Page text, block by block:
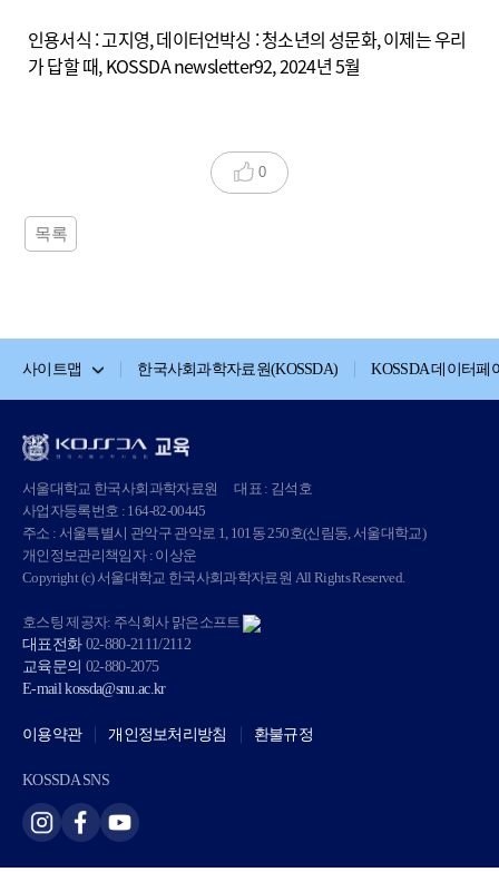
인용서식 : 고지영, 데이터언박싱 : 청소년의 성문화, 이제는 우리
가 답할 때, KOSSDA newsletter92, 2024년 5월
0
목록
사이트맵 한국사회과학자료원(KOSSDA) KOSSDA 데이터페
서울대학교 한국사회과학자료원
대표 : 김석호
사업자등록번호 : 164-82-00445
주소 : 서울특별시 관악구 관악로 1, 101동 250호(신림동, 서울대학교)
개인정보관리책임자 : 이상운
Copyright (c) 서울대학교 한국사회과학자료원 All Rights Reserved.
호스팅 제공자: 주식회사 맑은소프트
대표전화02-880-2111/2112
교육문의 02-880-2075
E-mail kossda@snu.ac.kr
이용약관 개인정보처리방침 환불규정
KOSSDA SNS